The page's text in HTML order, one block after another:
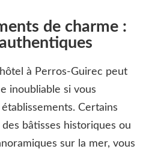
de charme :
à Perros-Guirec peut
inoubliable si vous
Certains
bâtisses historiques ou
sur la mer, vous